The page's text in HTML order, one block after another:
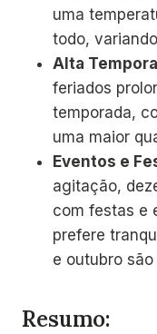
uma
todo,
Alta
feriados
temporada,
uma maior
Eventos e
agitação,
com festas e
prefere
e outubro
Resumo: